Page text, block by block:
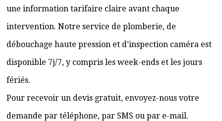
une information tarifaire claire avant chaque
intervention. Notre service de plomberie, de
débouchage haute pression et d’inspection caméra est
disponible 7j/7, y compris les week-ends et les jours
fériés.
Pour recevoir un devis gratuit, envoyez-nous votre
demande par téléphone, par SMS ou par e-mail.